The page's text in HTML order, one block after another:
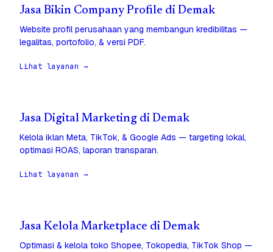
Jasa Bikin Company Profile di Demak
Website profil perusahaan yang membangun kredibilitas —
legalitas, portofolio, & versi PDF.
Lihat layanan →
Jasa Digital Marketing di Demak
Kelola iklan Meta, TikTok, & Google Ads — targeting lokal,
optimasi ROAS, laporan transparan.
Lihat layanan →
Jasa Kelola Marketplace di Demak
Optimasi & kelola toko Shopee, Tokopedia, TikTok Shop —